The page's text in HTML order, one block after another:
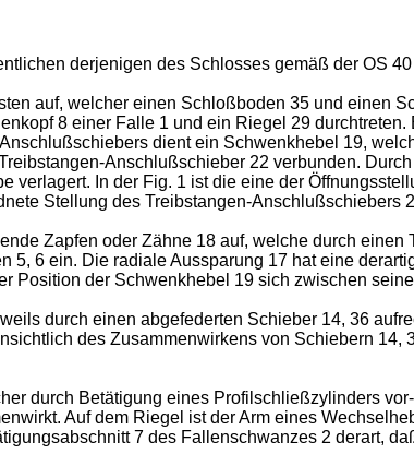
derjenigen des Schlosses gemäß der OS
auf, welcher einen Schloßboden 35 und einen
8 einer Falle 1 und ein Riegel 29
dient ein Schwenkhebel 19,
Anschlußschieber 22 verbunden.
verlagert. In der Fig. 1 ist die eine der
Stellung des Treibstangen-Anschlußschiebers
Zapfen oder Zähne 18 auf, welche durch
5, 6 ein. Die radiale Aussparung 17 hat eine
Position der Schwenkhebel 19 sich zwischen
durch einen abgefederten Schieber 14, 36
des Zusammenwirkens von Schiebern
durch Betätigung eines Profilschließzylinders
Auf dem Riegel ist der Arm eines
7 des Fallenschwanzes 2 derart,